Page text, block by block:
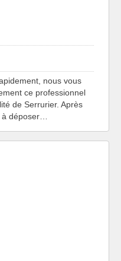
nous vous
ce professionnel
de Serrurier. Après
à déposer…